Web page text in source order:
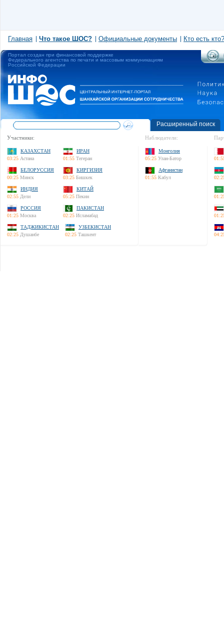
Главная Что такое ШОС? Официальные документы Кто есть кто?
Портал создан при финансовой поддержке
Федерального агентства по печати и массовым коммуникациям
Российской Федерации
Расширенный поиск
Участники:
КАЗАХСТАН
03:25 Астана
ИРАН
01:55 Тегеран
БЕЛОРУССИЯ
00:25 Минск
КИРГИЗИЯ
03:25 Бишкек
ИНДИЯ
02:55 Дели
КИТАЙ
05:25 Пекин
РОССИЯ
01:25 Москва
ПАКИСТАН
02:25 Исламабад
ТАДЖИКИСТАН
02:25 Душанбе
УЗБЕКИСТАН
02:25 Ташкент
Наблюдатели:
Монголия
05:25 Улан-Батор
Афганистан
01:55 Кабул